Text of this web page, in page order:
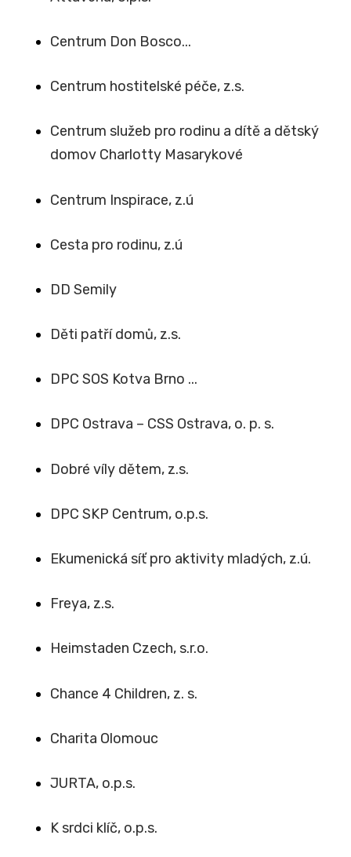
Centrum Don Bosco...
Centrum hostitelské péče, z.s.
Centrum služeb pro rodinu a dítě a dětský
domov Charlotty Masarykové
Centrum Inspirace, z.ú
Cesta pro rodinu, z.ú
DD Semily
Děti patří domů, z.s.
DPC SOS Kotva Brno ...
DPC Ostrava – CSS Ostrava, o. p. s.
Dobré víly dětem, z.s.
DPC SKP Centrum, o.p.s.
Ekumenická síť pro aktivity mladých, z.ú.
Freya, z.s.
Heimstaden Czech, s.r.o.
Chance 4 Children, z. s.
Charita Olomouc
JURTA, o.p.s.
K srdci klíč, o.p.s.